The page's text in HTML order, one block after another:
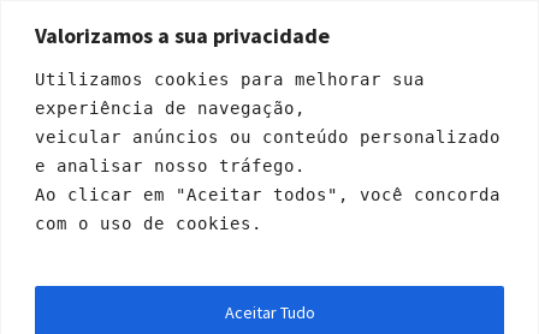
Valorizamos a sua privacidade
Utilizamos cookies para melhorar sua
experiência de navegação,
veicular anúncios ou conteúdo personalizado
e analisar nosso tráfego.
Ao clicar em "Aceitar todos", você concorda
com o uso de cookies.
Aceitar Tudo
crop top